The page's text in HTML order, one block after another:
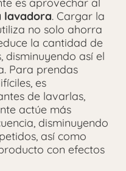
es aprovechar al
lavadora. Cargar la
no solo ahorra
la cantidad de
disminuyendo así el
Para prendas
es
de lavarlas,
actúe más
disminuyendo
así como
con efectos